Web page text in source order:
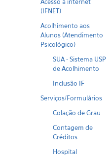
(IFNET)
Acolhimento aos
Alunos (Atendimento
Psicológico)
SUA - Sistema USP
de Acolhimento
Inclusão IF
Serviços/Formulários
Colação de Grau
Contagem de
Créditos
Hospital